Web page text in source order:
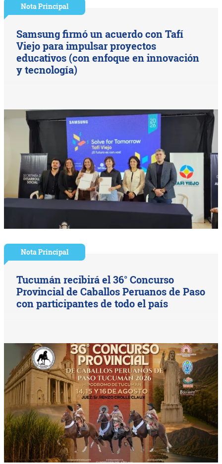
Nota Principal
Samsung firmó un acuerdo con Tafí
Viejo para impulsar proyectos
educativos (con enfoque en innovación
y tecnología)
Nota Principal
Tucumán recibirá el 36° Concurso
Provincial de Caballos Peruanos de Paso
con participantes de todo el país